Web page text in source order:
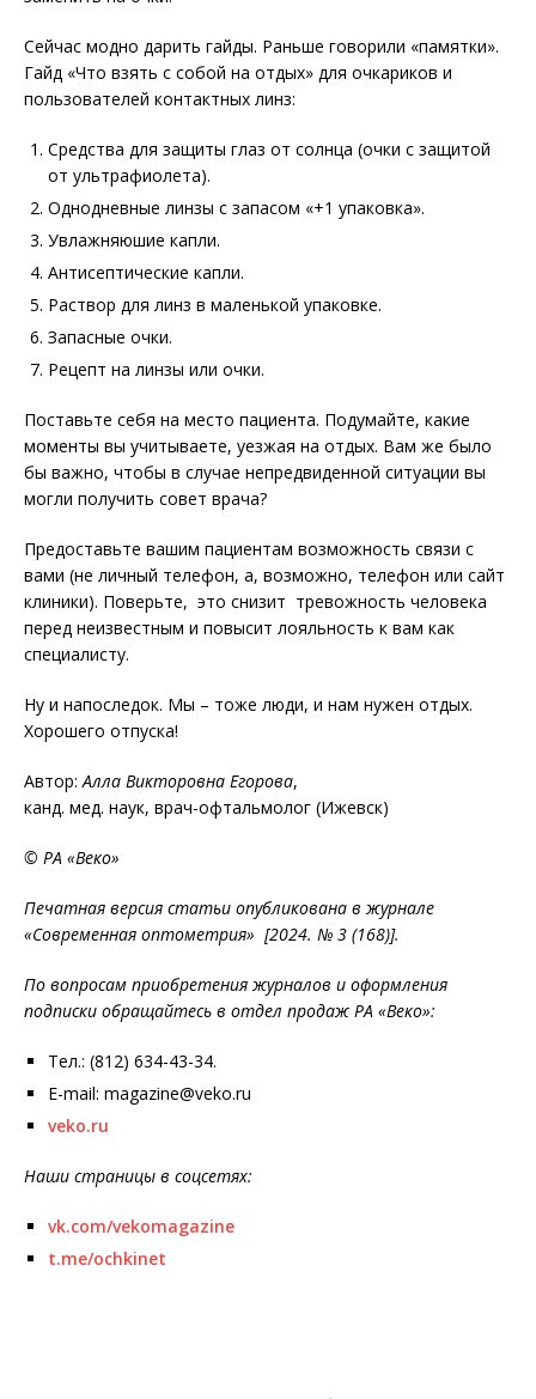
Сейчас модно дарить гайды. Раньше говорили «памятки».
Гайд «Что взять с собой на отдых» для очкариков и
пользователей контактных линз:
Средства для защиты глаз от солнца (очки с за­щитой
от ультрафиолета).
Однодневные линзы с запасом «+1 упаковка».
Увлажняюшие капли.
Антисептические капли.
Раствор для линз в маленькой упаковке.
Запасные очки.
Рецепт на линзы или очки.
Поставьте себя на место пациента. Подумайте, какие
моменты вы учитываете, уезжая на отдых. Вам же было
бы важно, чтобы в случае непредвиденной ситуации вы
могли получить совет врача?
Предоставьте вашим пациентам возможность связи с
вами (не личный телефон, а, возможно, телефон или сайт
клиники). Поверьте, это снизит тревожность человека
перед неизвестным и повысит лояльность к вам как
специалисту.
Ну и напоследок. Мы – тоже люди, и нам нужен отдых.
Хорошего отпуска!
Автор:Алла Викторовна Егорова,
канд. мед. наук, врач-офтальмолог (Ижевск)
© РА «Веко»
Печатная версия статьи опубликована в журнале
«Современная оптометрия» [2024. № 3 (168)].
По вопросам приобретения журналов и оформления
подписки обращайтесь в отдел продаж РА «Веко»:
Тел.: (812) 634-43-34.
E-mail: magazine@veko.ru
veko.ru
Наши страницы в соцсетях:
vk.com/vekomagazine
t.me/ochkinet